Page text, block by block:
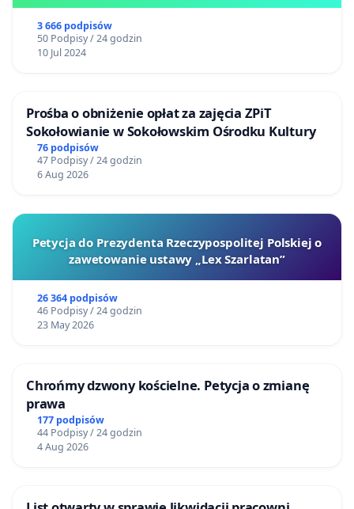
3 666 podpisów
50 Podpisy / 24 godzin
10 Jul 2024
Prośba o obniżenie opłat za zajęcia ZPiT
Sokołowianie w Sokołowskim Ośrodku Kultury
76 podpisów
47 Podpisy / 24 godzin
6 Aug 2026
Petycja do Prezydenta Rzeczypospolitej Polskiej o
zawetowanie ustawy „Lex Szarlatan”
26 364 podpisów
46 Podpisy / 24 godzin
23 May 2026
Chrońmy dzwony kościelne. Petycja o zmianę
prawa
177 podpisów
44 Podpisy / 24 godzin
4 Aug 2026